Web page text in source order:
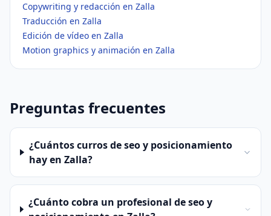
Copywriting y redacción en Zalla
Traducción en Zalla
Edición de vídeo en Zalla
Motion graphics y animación en Zalla
Preguntas frecuentes
¿Cuántos curros de seo y posicionamiento
hay en Zalla?
¿Cuánto cobra un profesional de seo y